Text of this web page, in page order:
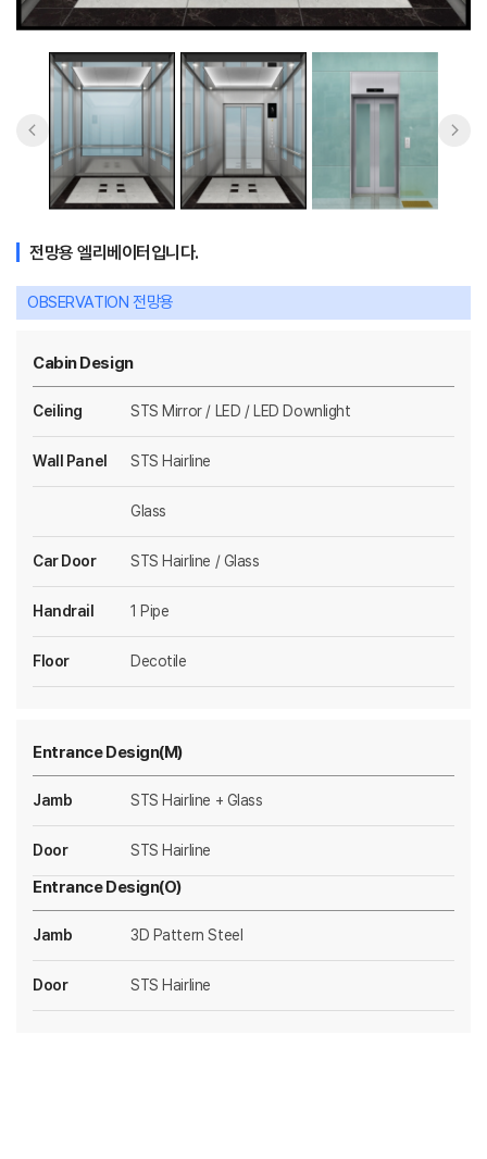
전망용 엘리베이터입니다.
OBSERVATION 전망용
Cabin Design
Ceiling STS Mirror / LED / LED Downlight
Wall Panel STS Hairline
Glass
Car Door STS Hairline / Glass
Handrail 1 Pipe
Floor Decotile
Entrance Design(M)
Jamb STS Hairline + Glass
Door STS Hairline
Entrance Design(O)
Jamb 3D Pattern Steel
Door STS Hairline